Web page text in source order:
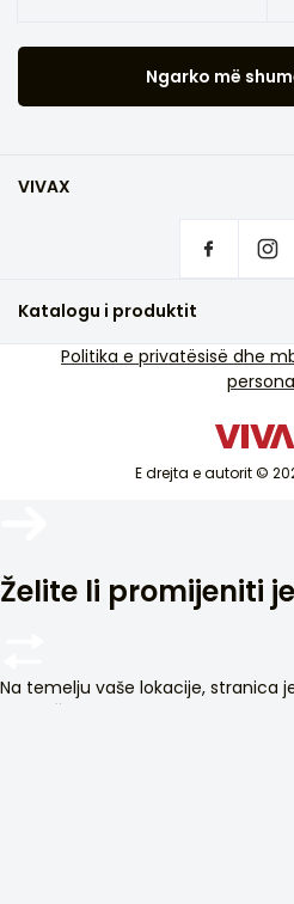
Ngarko më
VIVAX
Ku të blini produkte VIVAX?
Mbështetja e shërbimit
Mbështetje e shërbimit jashtë
Katalogu i produktit
TV dhe audio
Pajisjet inteligjenteE drejta e autorit ©
Politika e privatësisë dhe
Želite li promijeniti
Na temelju vaše lokacije, stranica